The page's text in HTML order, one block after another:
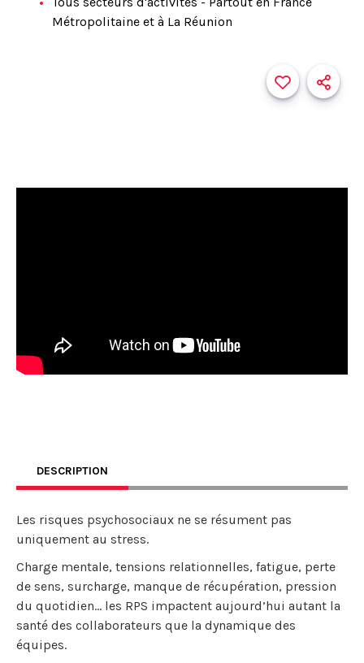
Métropolitaine et à La Réunion
DESCRIPTION
Les risques psychosociaux ne se résument pas
uniquement au stress.
Charge mentale, tensions relationnelles, fatigue, perte
de sens, surcharge, manque de récupération, pression
du quotidien… les RPS impactent aujourd’hui autant la
santé des collaborateurs que la dynamique des
équipes.